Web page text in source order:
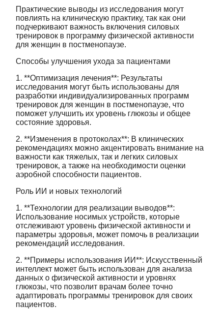
Практические выводы из исследования могут
повлиять на клиническую практику, так как они
подчеркивают важность включения силовых
тренировок в программу физической активности
для женщин в постменопаузе.
Способы улучшения ухода за пациентами
1. **Оптимизация лечения**: Результаты
исследования могут быть использованы для
разработки индивидуализированных программ
тренировок для женщин в постменопаузе, что
поможет улучшить их уровень глюкозы и общее
состояние здоровья.
2. **Изменения в протоколах**: В клинических
рекомендациях можно акцентировать внимание на
важности как тяжелых, так и легких силовых
тренировок, а также на необходимости оценки
аэробной способности пациентов.
Роль ИИ и новых технологий
1. **Технологии для реализации выводов**:
Использование носимых устройств, которые
отслеживают уровень физической активности и
параметры здоровья, может помочь в реализации
рекомендаций исследования.
2. **Примеры использования ИИ**: Искусственный
интеллект может быть использован для анализа
данных о физической активности и уровнях
глюкозы, что позволит врачам более точно
адаптировать программы тренировок для своих
пациентов.